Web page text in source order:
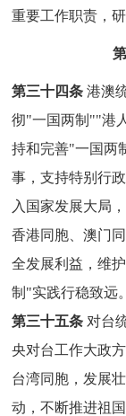
重要工作职责，
第三十四条 港澳
彻"一国两制""港
持和完善"一国两
事，支持特别行
入国家发展大局
香港同胞、澳门
全发展利益，维
制"实践行稳致远。
第三十五条 对台
央对台工作大政
台湾同胞，发展
动，不断推进祖